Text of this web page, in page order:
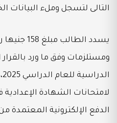
التالى لتسجل وملء البيانات
يسدد الطالب
ومستلزمات وفق ما ورد
لامتحانات الشهادة
الدفع الإلكترونية المعتمدة